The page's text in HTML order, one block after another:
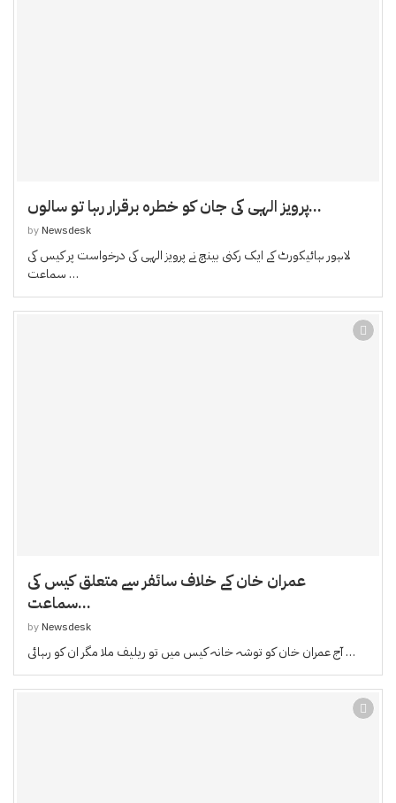
پرویز الہی کی جان کو خطرہ برقرار رہا تو سالوں...
by Newsdesk
لاہور ہائیکورٹ کے ایک رکنی بینچ نے پرویز الہی کی درخواست پر کیس کی
سماعت …
عمران خان کے خلاف سائفر سے متعلق کیس کی
سماعت...
by Newsdesk
آج عمران خان کو توشہ خانہ کیس میں تو ریلیف ملا مگر ان کو رہائی …